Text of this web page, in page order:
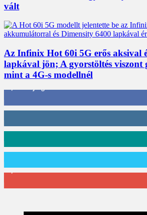
vált
Az Infinix Hot 60i 5G erős aksival
lapkával jön; A gyorstöltés viszont
mint a 4G-s modellnél
412 Követő
59 Követő
101 Követő
2,589 Feliratkozó